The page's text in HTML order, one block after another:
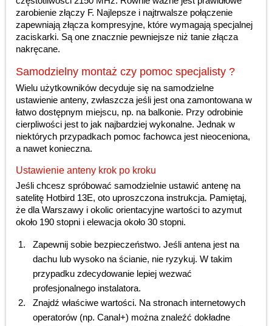
zarobienie złączy F. Najlepsze i najtrwalsze połączenie
zapewniają złącza kompresyjne, które wymagają specjalnej
zaciskarki. Są one znacznie pewniejsze niż tanie złącza
nakręcane.
Samodzielny montaż czy pomoc specjalisty ?
Wielu użytkowników decyduje się na samodzielne
ustawienie anteny, zwłaszcza jeśli jest ona zamontowana w
łatwo dostępnym miejscu, np. na balkonie. Przy odrobinie
cierpliwości jest to jak najbardziej wykonalne. Jednak w
niektórych przypadkach pomoc fachowca jest nieoceniona,
a nawet konieczna.
Ustawienie anteny krok po kroku
Jeśli chcesz spróbować samodzielnie ustawić antenę na
satelitę Hotbird 13E, oto uproszczona instrukcja. Pamiętaj,
że dla Warszawy i okolic orientacyjne wartości to azymut
około 190 stopni i elewacja około 30 stopni.
Zapewnij sobie bezpieczeństwo. Jeśli antena jest na
dachu lub wysoko na ścianie, nie ryzykuj. W takim
przypadku zdecydowanie lepiej wezwać
profesjonalnego instalatora.
Znajdź właściwe wartości. Na stronach internetowych
operatorów (np. Canal+) można znaleźć dokładne